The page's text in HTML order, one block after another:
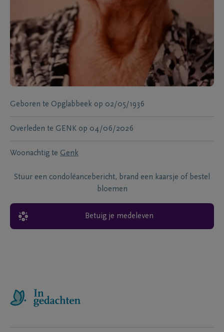
Geboren te Opglabbeek op 02/05/1936
Overleden te GENK op 04/06/2026
Woonachtig te Genk
Stuur een condoléancebericht, brand een kaarsje of bestel
bloemen
Betuig je medeleven